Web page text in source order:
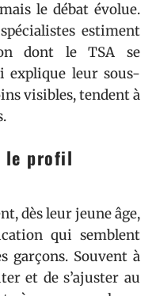
le débat évolue.
estiment
dont le TSA se
explique leur sous-
visibles, tendent à
le profil
dès leur jeune âge,
qui semblent
garçons. Souvent à
et de s’ajuster au